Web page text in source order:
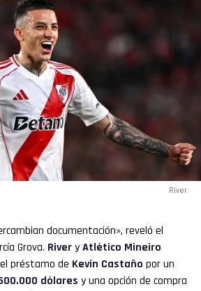
River
documentación», reveló el
Grova. RiveryAtlético Mineiro
préstamo de Kevin Castaño por un
dólares y una opción de compra